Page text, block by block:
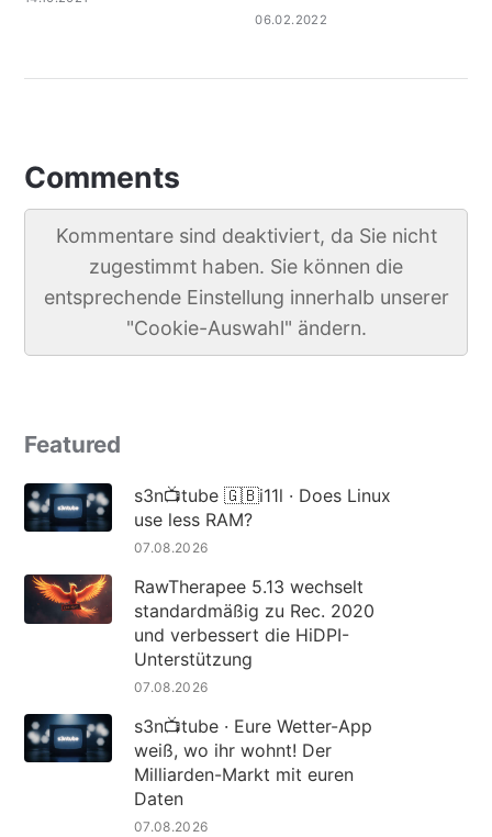
06.02.2022
Comments
Kommentare sind deaktiviert, da Sie nicht
zugestimmt haben. Sie können die
entsprechende Einstellung innerhalb unserer
"Cookie-Auswahl" ändern.
Featured
s3n📺tube 🇬🇧i11l · Does Linux
use less RAM?
07.08.2026
RawTherapee 5.13 wechselt
standardmäßig zu Rec. 2020
und verbessert die HiDPI-
Unterstützung
07.08.2026
s3n📺tube · Eure Wetter-App
weiß, wo ihr wohnt! Der
Milliarden-Markt mit euren
Daten
07.08.2026